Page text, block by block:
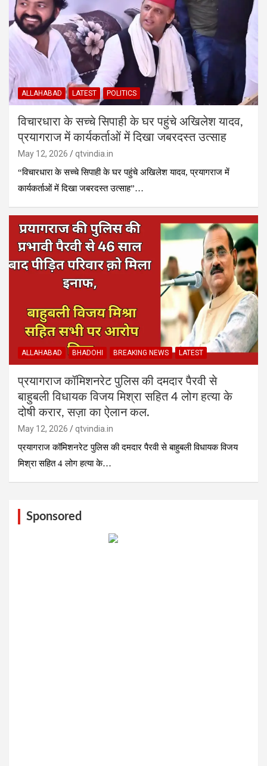
ALLAHABAD LATEST POLITICS
विचारधारा के सच्चे सिपाही के घर पहुंचे अखिलेश यादव,
प्रयागराज में कार्यकर्ताओं में दिखा जबरदस्त उत्साह
May 12, 2026
qtvindia.in
“विचारधारा के सच्चे सिपाही के घर पहुंचे अखिलेश यादव, प्रयागराज में
कार्यकर्ताओं में दिखा जबरदस्त उत्साह”…
ALLAHABAD BHADOHI BREAKING NEWS LATEST
प्रयागराज कॉमिशनरेट पुलिस की दमदार पैरवी से
बाहुबली विधायक विजय मिश्रा सहित 4 लोग हत्या के
दोषी करार, सज़ा का ऐलान कल.
May 12, 2026
qtvindia.in
प्रयागराज कॉमिशनरेट पुलिस की दमदार पैरवी से बाहुबली विधायक विजय
मिश्रा सहित 4 लोग हत्या के…
Sponsored